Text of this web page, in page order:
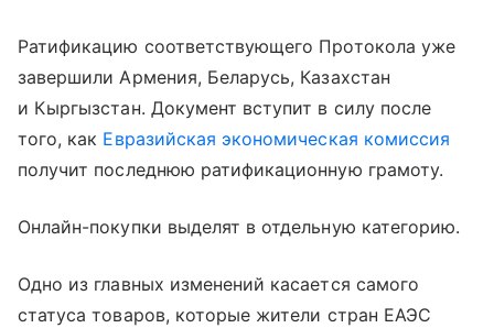
Ратификацию соответствующего Протокола уже
завершили Армения, Беларусь, Казахстан
и Кыргызстан. Документ вступит в силу после
того, как Евразийская экономическая комиссия
получит последнюю ратификационную грамоту.
Онлайн-покупки выделят в отдельную категорию.
Одно из главных изменений касается самого
статуса товаров, которые жители стран ЕАЭС